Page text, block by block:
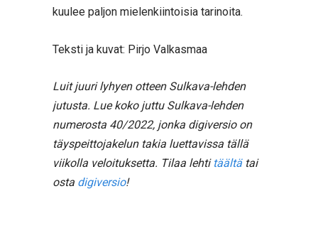
kuulee paljon mielenkiintoisia tarinoita.
Teksti ja kuvat: Pirjo Valkasmaa
Luit juuri lyhyen otteen Sulkava-lehden
jutusta. Lue koko juttu Sulkava-lehden
numerosta 40/2022, jonka digiversio on
täyspeittojakelun takia luettavissa tällä
viikolla veloituksetta. Tilaa lehti täältätai
osta digiversio!